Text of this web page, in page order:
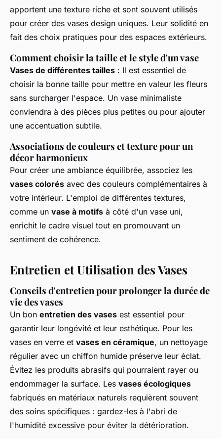
apportent une texture riche et sont souvent utilisés
pour créer des vases design uniques. Leur solidité en
fait des choix pratiques pour des espaces extérieurs.
Comment choisir la taille et le style d'un vase
Vases de différentes tailles : Il est essentiel de
choisir la bonne taille pour mettre en valeur les fleurs
sans surcharger l'espace. Un vase minimaliste
conviendra à des pièces plus petites ou pour ajouter
une accentuation subtile.
Associations de couleurs et texture pour un
décor harmonieux
Pour créer une ambiance équilibrée, associez les
vases colorés avec des couleurs complémentaires à
votre intérieur. L'emploi de différentes textures,
comme un vase à motifs à côté d'un vase uni,
enrichit le cadre visuel tout en promouvant un
sentiment de cohérence.
Entretien et Utilisation des Vases
Conseils d'entretien pour prolonger la durée de
vie des vases
Un bon entretien des vases est essentiel pour
garantir leur longévité et leur esthétique. Pour les
vases en verre et vases en céramique, un nettoyage
régulier avec un chiffon humide préserve leur éclat.
Évitez les produits abrasifs qui pourraient rayer ou
endommager la surface. Les vases écologiques
fabriqués en matériaux naturels requièrent souvent
des soins spécifiques : gardez-les à l'abri de
l'humidité excessive pour éviter la détérioration.